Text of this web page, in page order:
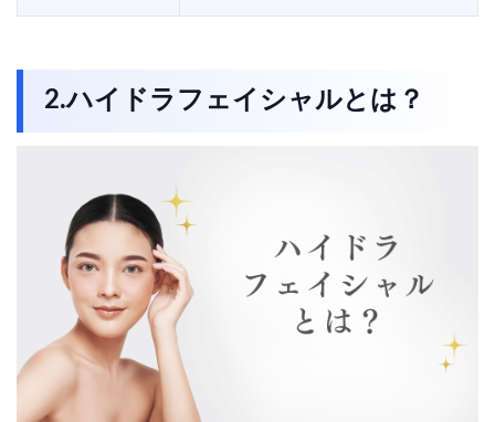
2.ハイドラフェイシャルとは？